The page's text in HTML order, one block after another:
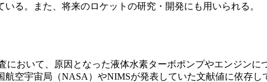
る。また、将来のロケットの研究・開発にも用いられる。
おいて、原因となった液体水素ターボポンプやエンジン
空宇宙局（NASA）やNIMSが発表していた文献値に依存し